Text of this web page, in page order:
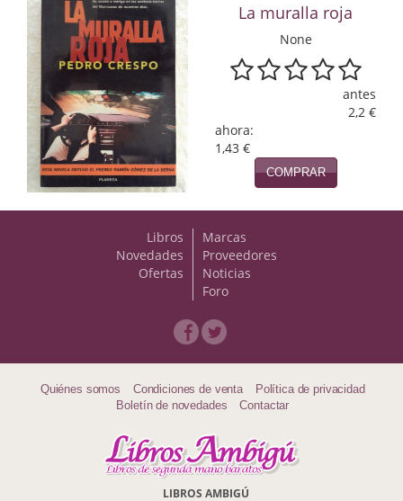
Medicina
Música
Naturaleza
Novela Extranjera
Novela fantástica
Novela histórica
Papás, Mamás, bebés...
Papás, Mamás, Bebés...
Papás, Mamás, Bebés…
La muralla roja
None
antes
2,2 €
ahora:
1,43 €
COMPRAR
Libros
Novedades
Ofertas
Marcas
Proveedores
Noticias
Foro
Quiénes somos Condiciones de venta
Política de privacidad
Boletín de novedades
Contactar
LIBROS AMBIGÚ